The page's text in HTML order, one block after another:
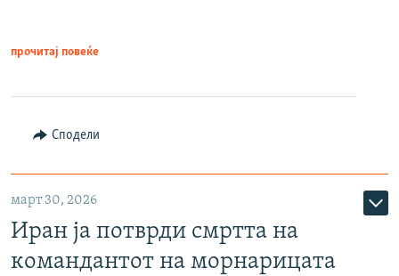
прочитај повеќе
Сподели
март 30, 2026
Иран ја потврди смртта на
командантот на морнарицата